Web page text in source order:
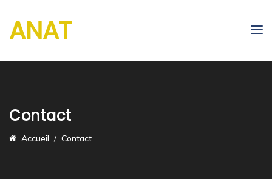
ANAT
Contact
Accueil Contact